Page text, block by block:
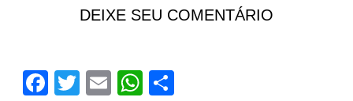
DEIXE SEU COMENTÁRIO
Facebook
Twitter
EmailWhatsApp